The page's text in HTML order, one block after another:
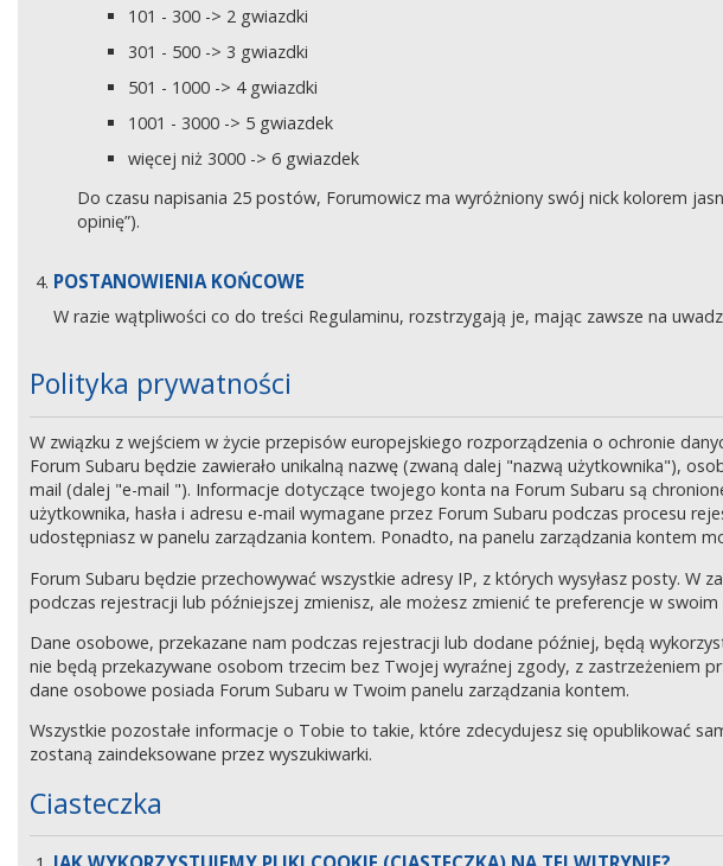
101 - 300 -> 2 gwiazdki
301 - 500 -> 3 gwiazdki
501 - 1000 -> 4 gwiazdki
1001 - 3000 -> 5 gwiazdek
więcej niż 3000 -> 6 gwiazdek
Do czasu napisania 25 postów, Forumowicz ma wyróżniony swój nick kolorem
opinię”).
POSTANOWIENIA KOŃCOWE
W razie wątpliwości co do treści Regulaminu, rozstrzygają je, mając zawsze na
Polityka prywatności
W związku z wejściem w życie przepisów europejskiego rozporządzenia o ochronie
Forum Subaru będzie zawierało unikalną nazwę (zwaną dalej "nazwą użytkownika"),
mail (dalej "e-mail "). Informacje dotyczące twojego konta na Forum Subaru są
użytkownika, hasła i adresu e-mail wymagane przez Forum Subaru podczas procesu
udostępniasz w panelu zarządzania kontem. Ponadto, na panelu zarządzania kontem
Forum Subaru będzie przechowywać wszystkie adresy IP, z których wysyłasz posty.
podczas rejestracji lub późniejszej zmienisz, ale możesz zmienić te preferencje w
Dane osobowe, przekazane nam podczas rejestracji lub dodane później, będą
nie będą przekazywane osobom trzecim bez Twojej wyraźnej zgody, z zastrzeżeniem
dane osobowe posiada Forum Subaru w Twoim panelu zarządzania kontem.
Wszystkie pozostałe informacje o Tobie to takie, które zdecydujesz się opublikować
zostaną zaindeksowane przez wyszukiwarki.
Ciasteczka